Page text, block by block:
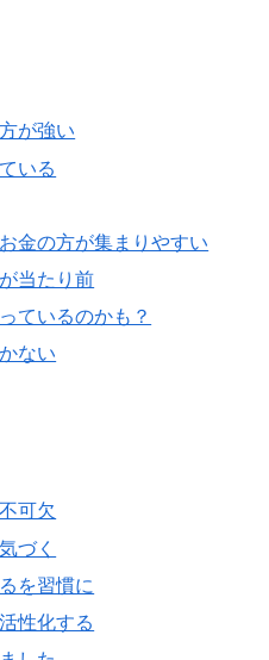
が強い
いる
金の方が集まりやすい
当たり前
ているのかも？
ない
可欠
づく
を習慣に
性化する